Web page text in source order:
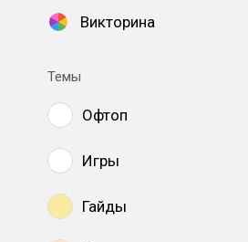
Викторина
Темы
Офтоп
Игры
Гайды